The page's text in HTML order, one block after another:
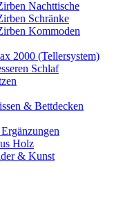
Nachttische
Schränke
Kommoden
2000 (Tellersystem)
Schlaf
& Bettdecken
Holz
& Kunst